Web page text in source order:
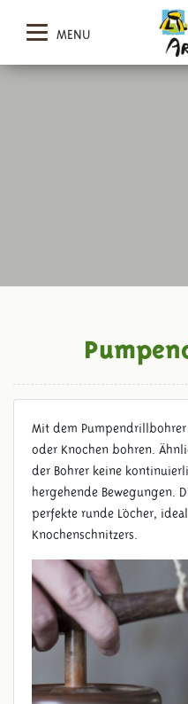
MENU
Mit dem
oder Knochen bohren.
der Bohrer keine
hergehende Bewegungen.
perfekte runde Löcher,
Knochenschnitzers.